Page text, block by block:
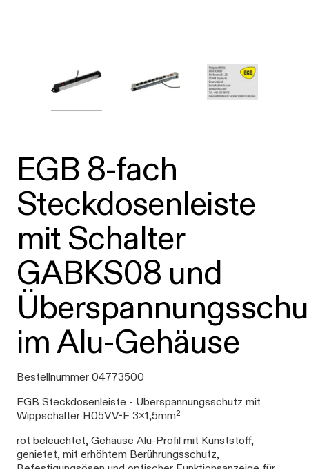
EGB 8-fach
Steckdosenleiste
mit Schalter
GABKS08 und
im Alu-Gehäuse
Bestellnummer 04773500
EGB Steckdosenleiste - Überspannungsschutz mit
Wippschalter H05VV-F 3x1,5mm²
rot beleuchtet, Gehäuse Alu-Profil mit Kunststoff,
genietet, mit erhöhtem Berührungsschutz,